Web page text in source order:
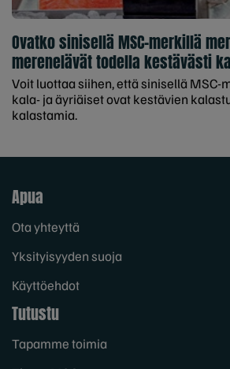
Ovatko sinisellä MSC-merkillä
merenelävät todella kestävästi
Voit luottaa siihen, että sinisellä
kala- ja äyriäiset ovat kestävien
kalastamia.
Apua
Ota yhteyttä
Yksityisyyden suoja
Käyttöehdot
Tutustu
Tapamme toimia